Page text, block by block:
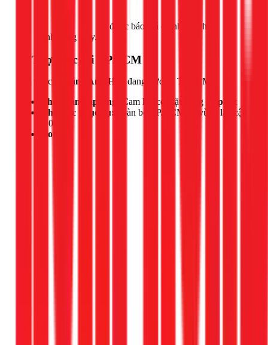
để được báo giá chính xác theo
tình trạng máy.
📍 Thợ trực tại TPHCM
Đội thợ của Đặng Anh Huy
đang trực tại TPHCM.
Thời gian đáp ứng:
Cam kết có mặt trong
30 phút
Khu vực phục vụ:
Toàn bộ TP.HCM và vùng lân cận
(50km)
Hotline: